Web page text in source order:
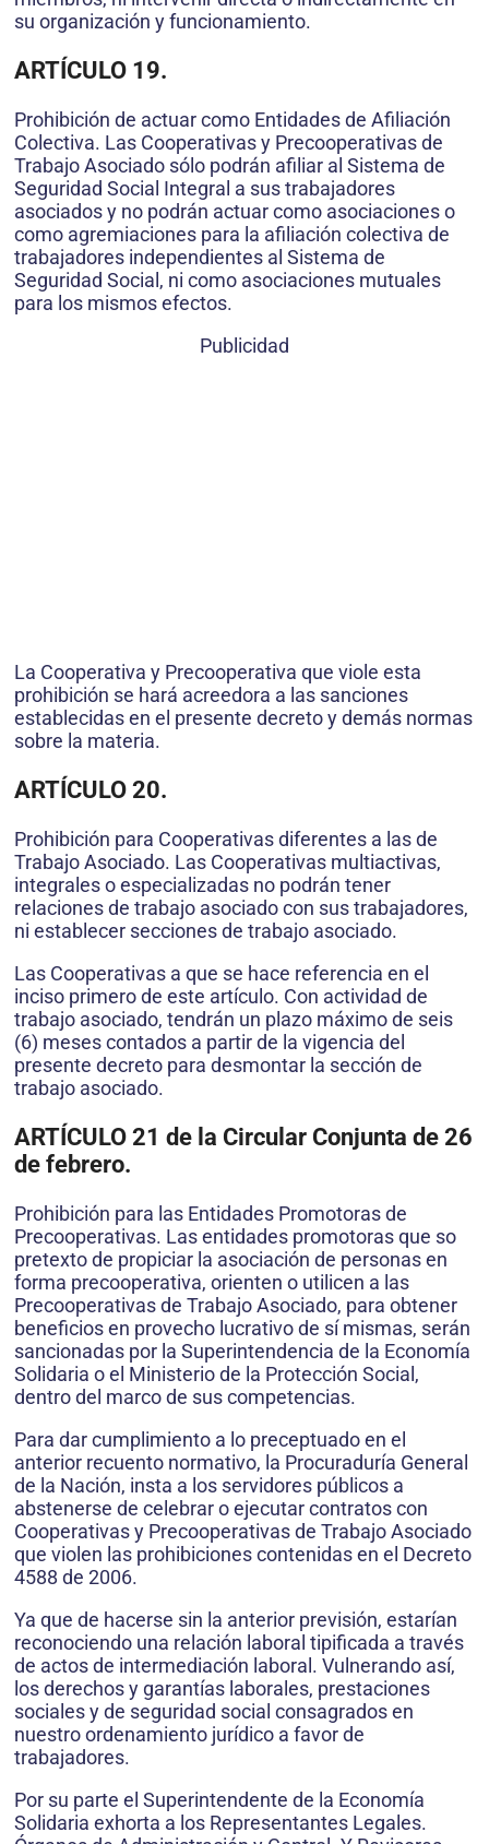
su organización y funcionamiento.
ARTÍCULO 19.
Prohibición de actuar como Entidades de Afiliación
Colectiva. Las Cooperativas y Precooperativas de
Trabajo Asociado sólo podrán afiliar al Sistema de
Seguridad Social Integral a sus trabajadores
asociados y no podrán actuar como asociaciones o
como agremiaciones para la afiliación colectiva de
trabajadores independientes al Sistema de
Seguridad Social, ni como asociaciones mutuales
para los mismos efectos.
Publicidad
La Cooperativa y Precooperativa que viole esta
prohibición se hará acreedora a las sanciones
establecidas en el presente decreto y demás normas
sobre la materia.
ARTÍCULO 20.
Prohibición para Cooperativas diferentes a las de
Trabajo Asociado. Las Cooperativas multiactivas,
integrales o especializadas no podrán tener
relaciones de trabajo asociado con sus trabajadores,
ni establecer secciones de trabajo asociado.
Las Cooperativas a que se hace referencia en el
inciso primero de este artículo. Con actividad de
trabajo asociado, tendrán un plazo máximo de seis
(6) meses contados a partir de la vigencia del
presente decreto para desmontar la sección de
trabajo asociado.
ARTÍCULO 21 de la Circular Conjunta de 26
de febrero.
Prohibición para las Entidades Promotoras de
Precooperativas. Las entidades promotoras que so
pretexto de propiciar la asociación de personas en
forma precooperativa, orienten o utilicen a las
Precooperativas de Trabajo Asociado, para obtener
beneficios en provecho lucrativo de sí mismas, serán
sancionadas por la Superintendencia de la Economía
Solidaria o el Ministerio de la Protección Social,
dentro del marco de sus competencias.
Para dar cumplimiento a lo preceptuado en el
anterior recuento normativo, la Procuraduría General
de la Nación, insta a los servidores públicos a
abstenerse de celebrar o ejecutar contratos con
Cooperativas y Precooperativas de Trabajo Asociado
que violen las prohibiciones contenidas en el Decreto
4588 de 2006.
Ya que de hacerse sin la anterior previsión, estarían
reconociendo una relación laboral tipificada a través
de actos de intermediación laboral. Vulnerando así,
los derechos y garantías laborales, prestaciones
sociales y de seguridad social consagrados en
nuestro ordenamiento jurídico a favor de
trabajadores.
Por su parte el Superintendente de la Economía
Solidaria exhorta a los Representantes Legales.